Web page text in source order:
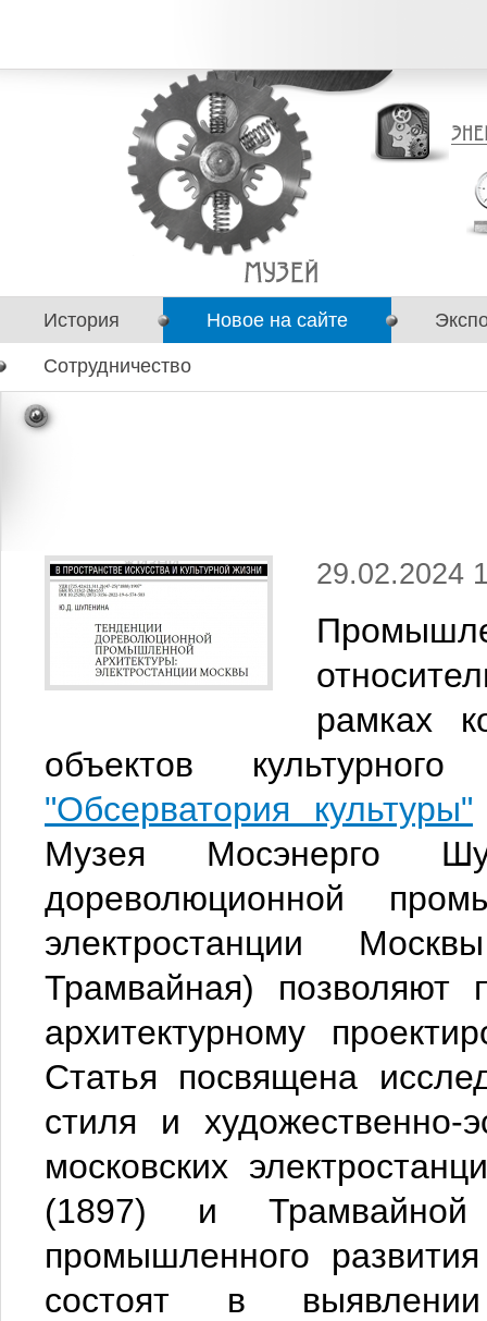
История Новое на сайте
Сотрудничество
29.02.2024
рамках
объектов
"Обсерватория культуры"
Музея Мосэнерго
дореволюционной
электростанции
Трамвайная) позволяют
архитектурному
Статья посвящена
стиля и художественно-
московских
(1897) и
промышленного
состоят в